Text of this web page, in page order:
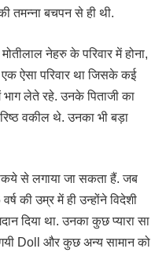
बचपन से ही थी.
नेहरु के परिवार में होना,
ऐसा परिवार था जिसके कई
लेते रहे. उनके पिताजी का
वकील थे. उनका भी बड़ा
से लगाया जा सकता हैं. जब
की उम्र में ही उन्होंने विदेशी
दिया था. उनका कुछ प्यारा सा
Doll और कुछ अन्य सामान को